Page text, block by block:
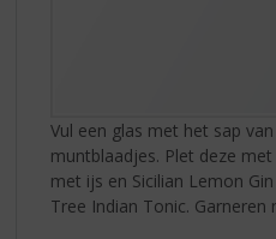
Vul een glas met het sap
muntblaadjes. Plet deze
met ijs en Sicilian Lemon
Tree Indian Tonic. Garneren